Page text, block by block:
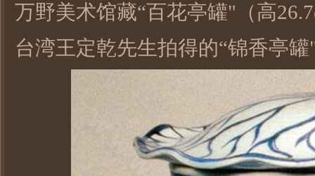
万野美术馆藏“百花亭罐"（高
台湾王定乾先生拍得的“锦香亭罐